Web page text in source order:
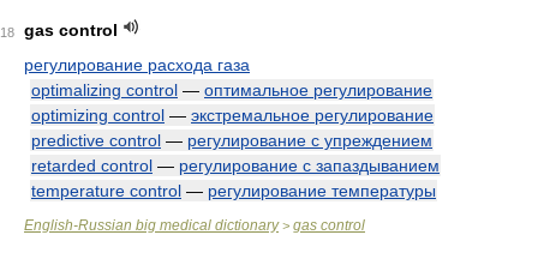
18
gas control
регулирование расхода газа
optimalizing control — оптимальное регулирование
optimizing control — экстремальное регулирование
predictive control — регулирование с упреждением
retarded control — регулирование с запаздыванием
temperature control — регулирование температуры
English-Russian big medical dictionary> gas control